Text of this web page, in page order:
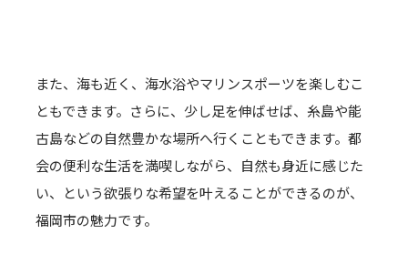
また、海も近く、海水浴やマリンスポーツを楽しむこ
ともできます。さらに、少し足を伸ばせば、糸島や能
古島などの自然豊かな場所へ行くこともできます。都
会の便利な生活を満喫しながら、自然も身近に感じた
い、という欲張りな希望を叶えることができるのが、
福岡市の魅力です。